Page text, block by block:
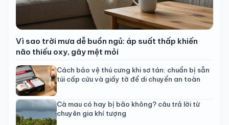
Vì sao trời mưa dễ buồn ngủ: áp suất thấp khiến
não thiếu oxy, gây mệt mỏi
Cách bảo vệ thú cưng khi sơ tán: chuẩn bị sẵn
túi cấp cứu và giấy tờ để di chuyển an toàn
Cà mau có hay bị bão không? câu trả lời từ
chuyên gia khí tượng